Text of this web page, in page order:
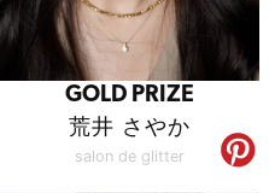
GOLD PRIZE
荒井 さやか
salon de glitter